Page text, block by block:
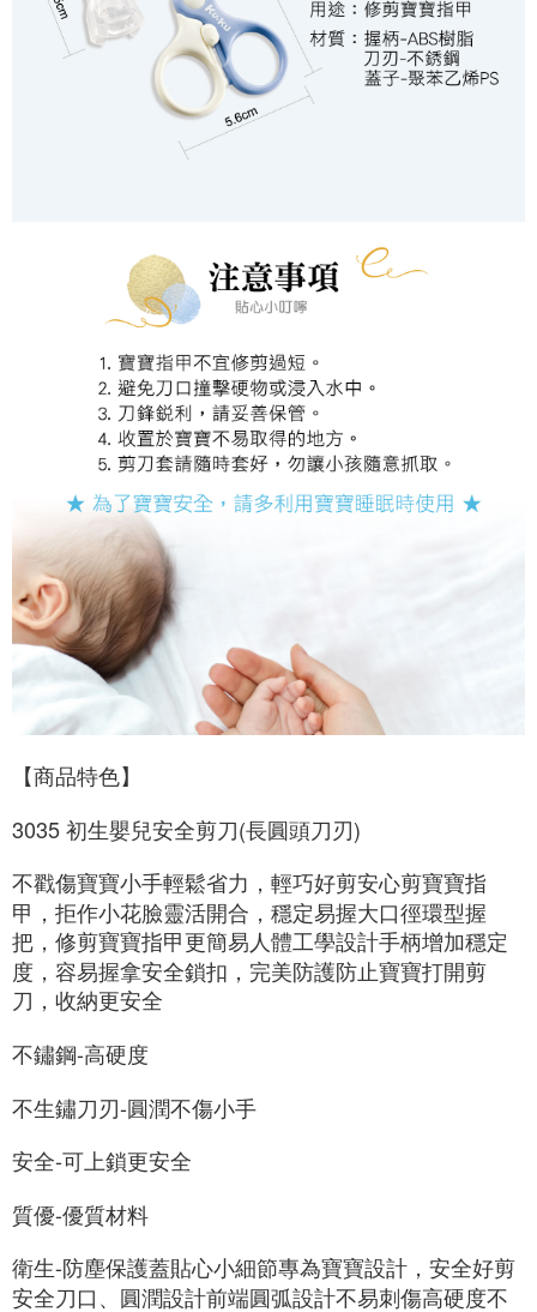
【商品特色】
3035 初生嬰兒安全剪刀(長圓頭刀刃)
不戳傷寶寶小手輕鬆省力，輕巧好剪安心剪寶寶指
甲，拒作小花臉靈活開合，穩定易握大口徑環型握
把，修剪寶寶指甲更簡易人體工學設計手柄增加穩定
度，容易握拿安全鎖扣，完美防護防止寶寶打開剪
刀，收納更安全
不鏽鋼-高硬度
不生鏽刀刃-圓潤不傷小手
安全-可上鎖更安全
質優-優質材料
衛生-防塵保護蓋貼心小細節專為寶寶設計，安全好剪
安全刀口、圓潤設計前端圓弧設計不易刺傷高硬度不